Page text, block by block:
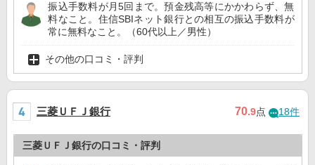
振込手数料が月5回まで。預金残高等にかかわらず、無
料なこと。住信SBIネット銀行との相互の振込手数料が
常に無料なこと。（60代以上／男性）
その他の口コミ・評判
三菱ＵＦＪ銀行 70.9点 18件
三菱ＵＦＪ銀行の口コミ・評判